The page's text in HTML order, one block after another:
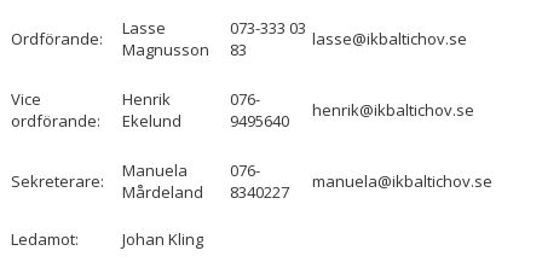
FÖRSÄKRING
INTEGRITETSPOLICY
Ordförande:
Lasse
Magnusson
073-333 03
83
lasse@ikbaltichov.se
Vice
ordförande:
Henrik
Ekelund
076-
9495640
henrik@ikbaltichov.se
Sekreterare:
Manuela
Mårdeland
076-
8340227
manuela@ikbaltichov.se
Ledamot: Johan Kling